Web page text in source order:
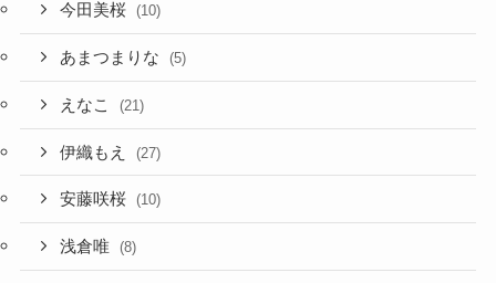
今田美桜 (10)
あまつまりな (5)
えなこ (21)
伊織もえ (27)
安藤咲桜 (10)
浅倉唯 (8)